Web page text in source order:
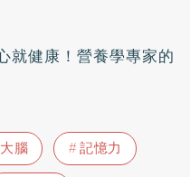
就健康！營養學專家的
大腦
記憶力